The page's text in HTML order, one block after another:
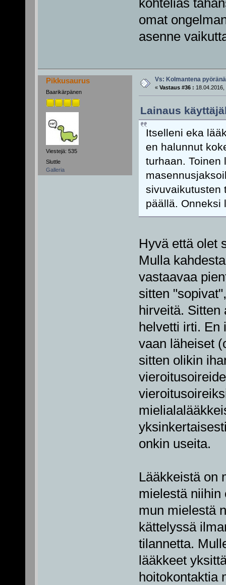
kohtelias
omat
asenne
Pikkusaurus
Baarikärpänen
Viestejä: 535
Sluttle
Galleria
Vs: Kolmantena
« Vastaus #36 : 18.04.2016,
Lainaus
Itselleni eka
en halunnut
turhaan. Toinen
sivuvaikutusten
päällä. Onneksi
Hyvä että olet
Mulla
vastaavaa
sitten
hirveitä.
helvetti irti. En
vaan läheiset
sitten olikin
onkin useita.
Lääkkeistä on
mielestä niihin
mun mielestä
kättelyssä
tilannetta.
lääkkeet
hoitokontaktia